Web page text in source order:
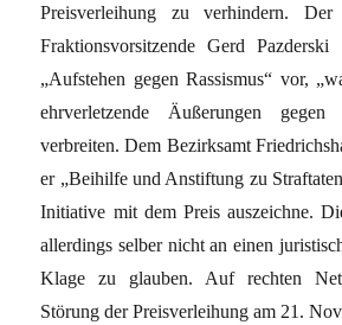
Preisverleihung zu verhindern.
Fraktionsvorsitzende Gerd
„Aufstehen gegen Rassismus“ vor,
ehrverletzende Äußerungen
verbreiten. Dem Bezirksamt
er „Beihilfe und Anstiftung zu
Initiative mit dem Preis auszeichne.
allerdings selber nicht an einen
Klage zu glauben. Auf rechten
Störung der Preisverleihung am 21.